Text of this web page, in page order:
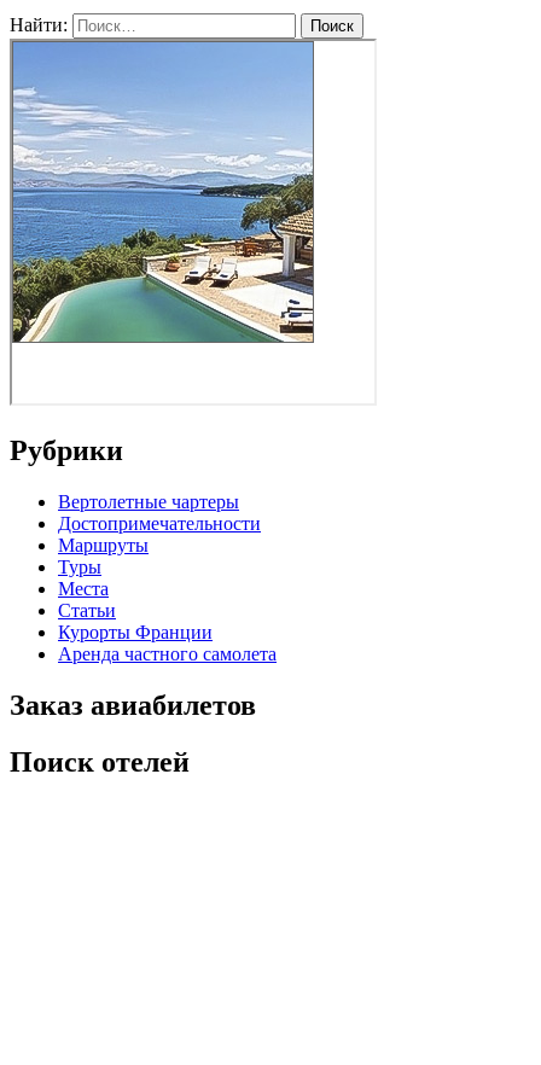
Найти:
Рубрики
Вертолетные чартеры
Достопримечательности
Маршруты
Туры
Места
Статьи
Курорты Франции
Аренда частного самолета
Заказ авиабилетов
Поиск отелей